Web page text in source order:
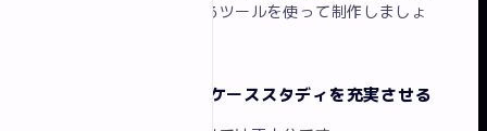
次のステップで解説するツールを使って制作しましょ
ステップ3：各作品のケーススタディを充実させる